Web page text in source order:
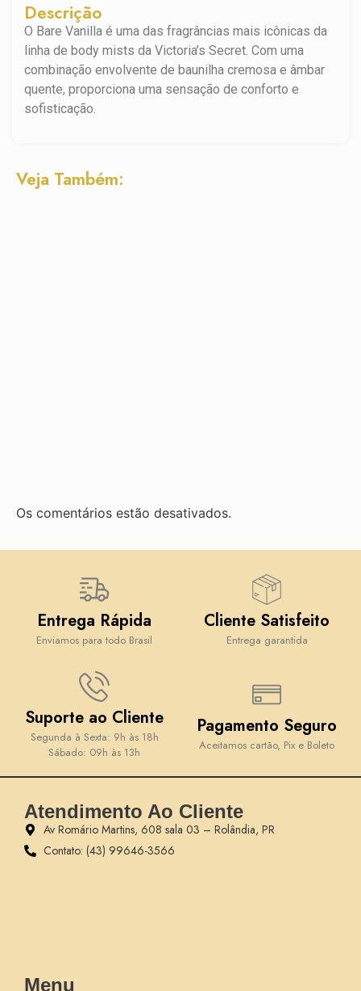
Descrição
O Bare Vanilla é uma das fragrâncias mais icônicas da
linha de body mists da Victoria’s Secret. Com uma
combinação envolvente de baunilha cremosa e âmbar
quente, proporciona uma sensação de conforto e
sofisticação.
Veja Também:
Os comentários estão desativados.
Entrega Rápida
Enviamos para todo Brasil
Cliente Satisfeito
Entrega garantida
Suporte ao Cliente
Segunda à Sexta: 9h às 18h
Sábado: 09h às 13h
Pagamento Seguro
Aceitamos cartão, Pix e Boleto
Atendimento Ao Cliente
Av Romário Martins, 608 sala 03 – Rolândia, PR
Contato: (43) 99646-3566
Menu